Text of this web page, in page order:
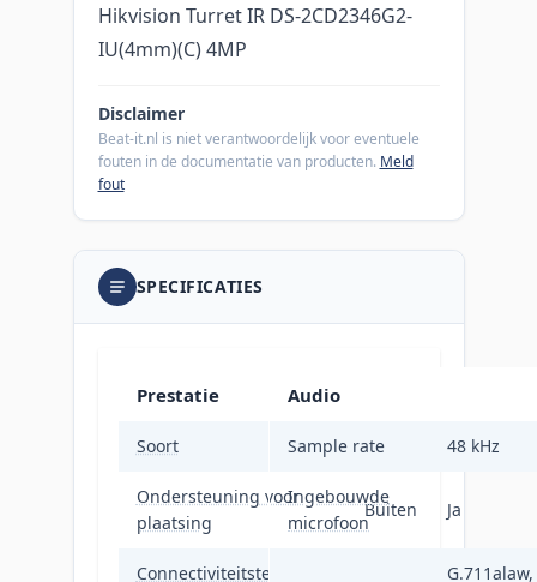
Hikvision Turret IR DS-2CD2346G2-
IU(4mm)(C) 4MP
Disclaimer
Beat-it.nl is niet verantwoordelijk voor eventuele
fouten in de documentatie van producten. Meld
fout
SPECIFICATIES
Prestatie
Soort IP-
Ondersteuning voor
plaatsing
Buiten
Connectiviteitstechnologie
Audio
Sample rate 48 kHz
Ingebouwde
microfoon
Ja
G.711alaw,